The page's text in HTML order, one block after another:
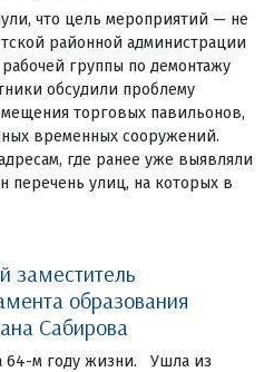
что цель мероприятий — не
районной администрации
группы по демонтажу
обсудили проблему
торговых павильонов,
временных сооружений.
где ранее уже выявляли
улиц, на которых в
заместитель
образования
Сабирова
64-м году жизни. Ушла из